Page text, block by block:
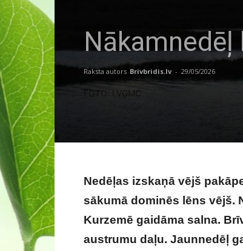
Raksta autors Brivbridis.lv - 29/05/2026
FOTO: LVĢMC
Nedēļas izskaņā vējš
sākumā dominēs lēns vējš.
Kurzemē gaidāma salna.
austrumu daļu. Jaunnedēļ